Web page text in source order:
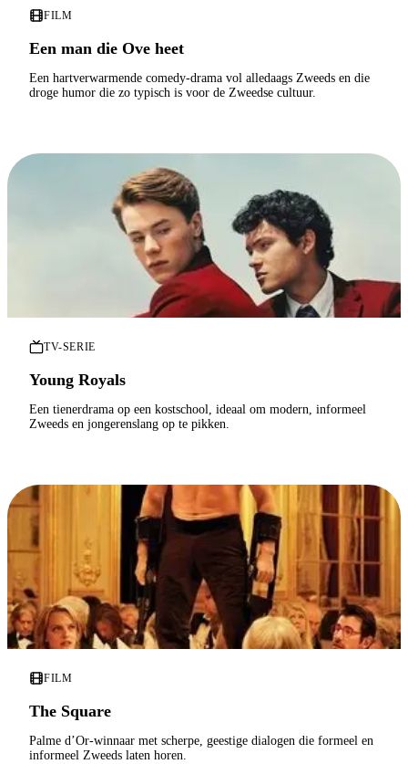
FILM
Een man die Ove heet
Een hartverwarmende comedy-drama vol alledaags Zweeds en die
droge humor die zo typisch is voor de Zweedse cultuur.
TV-SERIE
Young Royals
Een tienerdrama op een kostschool, ideaal om modern, informeel
Zweeds en jongerenslang op te pikken.
FILM
The Square
Palme d’Or-winnaar met scherpe, geestige dialogen die formeel en
informeel Zweeds laten horen.